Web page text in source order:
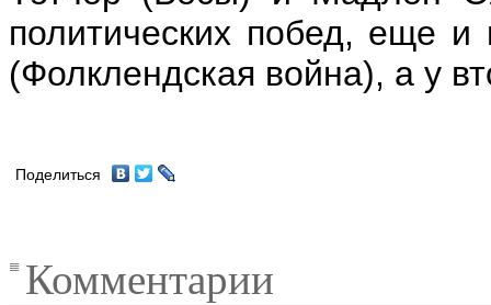
политических побед, еще и
(Фолклендская война), а у
Поделиться
Комментарии